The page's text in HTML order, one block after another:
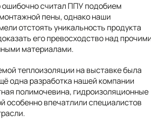
ошибочно считал ППУ подобием
пены, однако наши
отстоять уникальность продукта
его превосходство над
материалами.
теплоизоляции на выставке была
одна разработка нашей компании
полимочевина, гидроизоляционные
особенно впечатлили специалистов